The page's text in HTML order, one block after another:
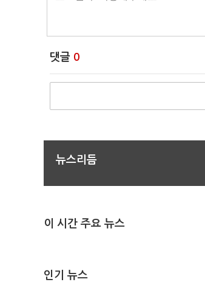
댓글 0
뉴스리듬
이 시간 주요 뉴스
인기 뉴스